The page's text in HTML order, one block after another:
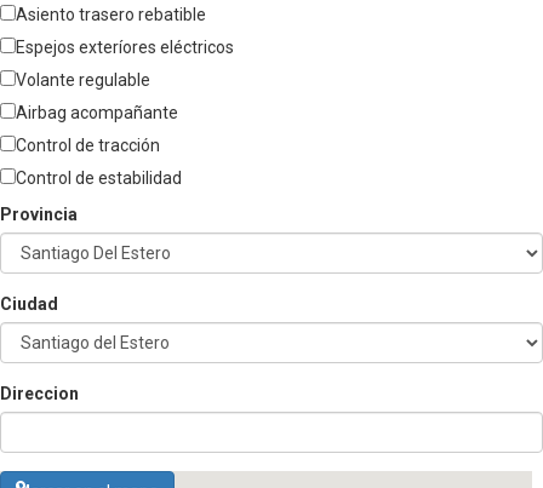
Asiento trasero rebatible
Espejos exteríores eléctricos
Volante regulable
Airbag acompañante
Control de tracción
Control de estabilidad
Provincia
Ciudad
Direccion